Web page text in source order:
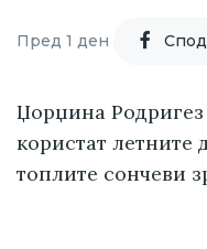
Пред 1 ден
Џорџина
користат летните
топлите сончеви